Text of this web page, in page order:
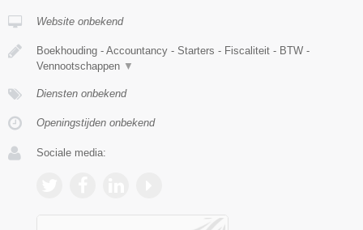
Website onbekend
Boekhouding - Accountancy - Starters - Fiscaliteit - BTW -
Vennootschappen ▼
Diensten onbekend
Openingstijden onbekend
Sociale media: